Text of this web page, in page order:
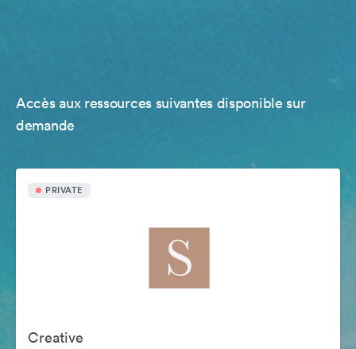
Accès aux ressources suivantes disponible sur
demande
PRIVATE
Creative